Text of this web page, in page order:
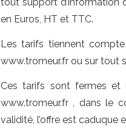
tout support d’information
en Euros, HT et TTC.
Les tarifs tiennent
www.tromeur.fr ou sur tout
Ces tarifs sont fermes et
www.tromeur.fr , dans le
validité, l’offre est caduque